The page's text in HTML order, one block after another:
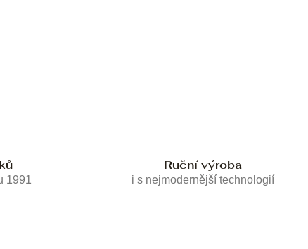
1991
Ruční výroba
i s nejmodernější technologií